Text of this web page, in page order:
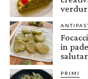
in
PRIMI